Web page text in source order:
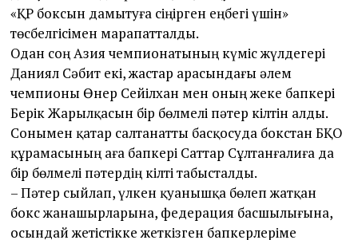
«ҚР боксын дамытуға сіңірген еңбегі үшін»
төсбелгісімен марапатталды.
Одан соң Азия чемпионатының күміс жүлдегері
Даниял Сәбит екі, жастар арасындағы әлем
чемпионы Өнер Сейілхан мен оның жеке бапкері
Берік Жарылқасын бір бөлмелі пәтер кілтін алды.
Сонымен қатар салтанатты басқосуда бокстан БҚО
құрамасының аға бапкері Саттар Сұлтанғалиға да
бір бөлмелі пәтердің кілті табысталды.
– Пәтер сыйлап, үлкен қуанышқа бөлеп жатқан
бокс жанашырларына, федерация басшылығына,
осындай жетістікке жеткізген бапкерлеріме